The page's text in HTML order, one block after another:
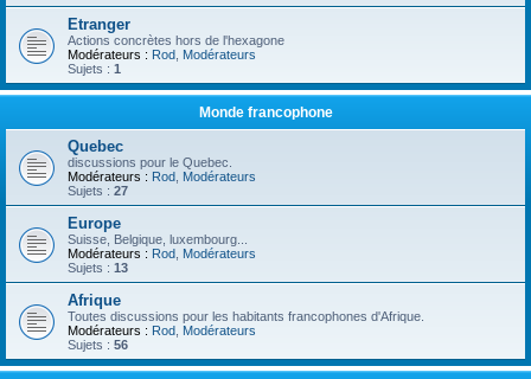
Etranger
Actions concrètes hors de l'hexagone
Modérateurs : Rod Modérateurs
Sujets : 1
Monde francophone
Quebec
discussions pour le Quebec.
Modérateurs : Rod Modérateurs
Sujets : 27
Europe
Suisse, Belgique, luxembourg...
Modérateurs : Rod Modérateurs
Sujets : 13
Afrique
Toutes discussions pour les habitants francophones d'Afrique.
Modérateurs : Rod Modérateurs
Sujets : 56